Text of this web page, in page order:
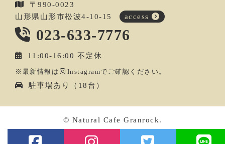
〒990-0023
山形県山形市松波4-10-15
access
023-633-7776
11:00-16:00 不定休
※最新情報は Instagramでご確認ください。
駐車場あり（18台）
© Natural Cafe Granrock.